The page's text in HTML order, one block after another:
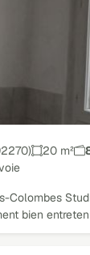
20 m²
Colombes
bien